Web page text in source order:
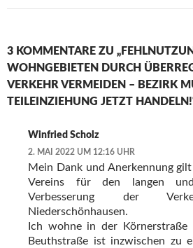
3 KOMMENTARE ZU
OHNGEBIETEN DURCH
ERKEHR VERMEIDEN – BEZIRK
EILEINZIEHUNG JETZT
Winfried Scholz
2. MAI 2022 UM 12:16 UHR
Mein Dank und Anerkennung
Vereins für den langen
Verbesserung der
Niederschönhausen.
Ich wohne in der Körnerstraße
Beuthstraße ist inzwischen zu